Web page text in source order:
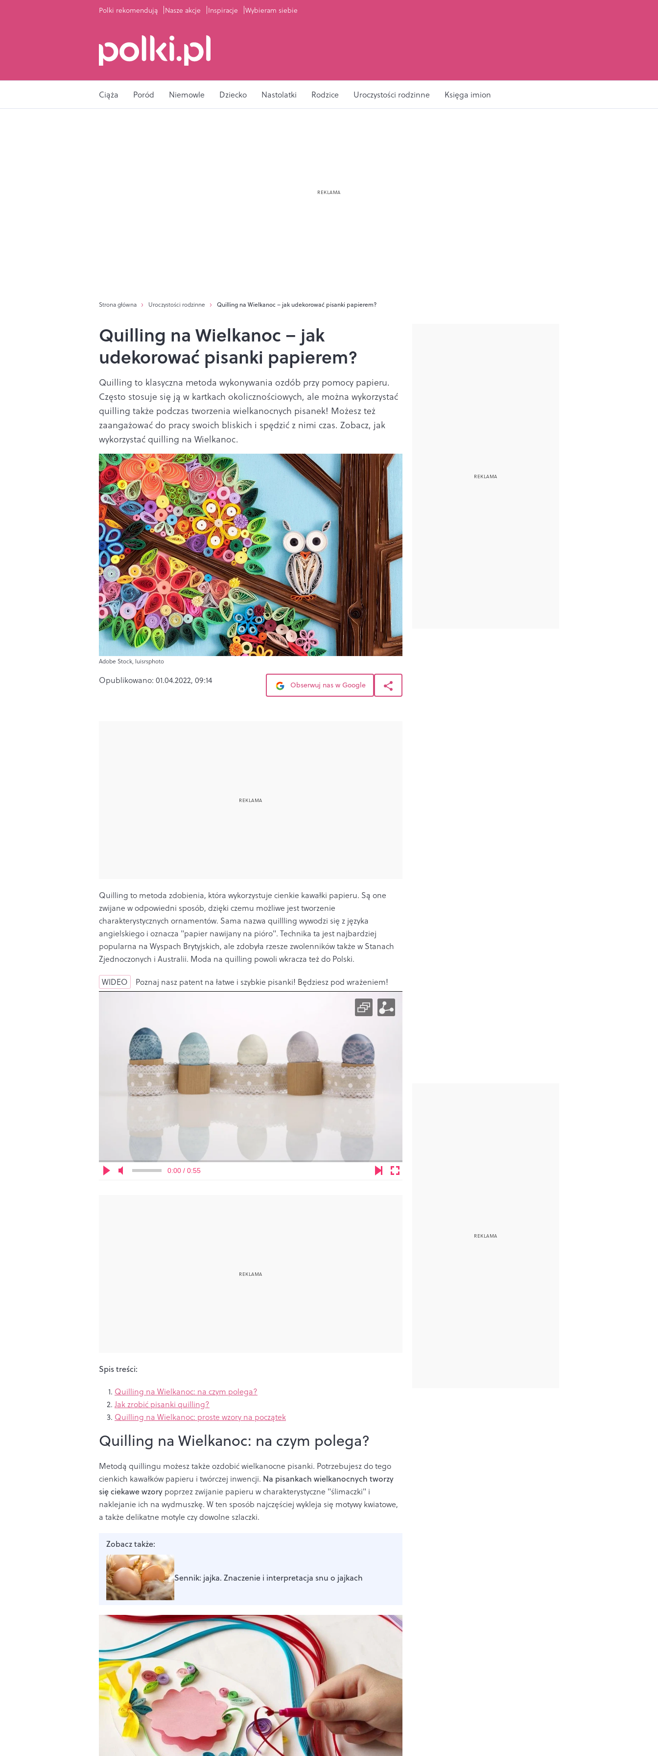
Polki rekomendują Nasze akcje Inspiracje Wybieram siebie
Ciąża Poród Niemowle Dziecko Nastolatki Rodzice Uroczystości rodzinne Księga imion
Strona główna Uroczystości rodzinne Quilling na Wielkanoc – jak udekorować pisanki papierem?
Quilling na Wielkanoc – jak
udekorować pisanki papierem?
Quilling to klasyczna metoda wykonywania ozdób przy pomocy papieru.
Często stosuje się ją w kartkach okolicznościowych, ale można wykorzystać
quilling także podczas tworzenia wielkanocnych pisanek! Możesz też
zaangażować do pracy swoich bliskich i spędzić z nimi czas. Zobacz, jak
wykorzystać quilling na Wielkanoc.
Adobe Stock, luisrsphoto
Opublikowano: 01.04.2022, 09:14 Obserwuj nas w Google
Quilling to metoda zdobienia, która wykorzystuje cienkie kawałki papieru. Są one
zwijane w odpowiedni sposób, dzięki czemu możliwe jest tworzenie
charakterystycznych ornamentów. Sama nazwa quillling wywodzi się z języka
angielskiego i oznacza "papier nawijany na pióro". Technika ta jest najbardziej
popularna na Wyspach Brytyjskich, ale zdobyła rzesze zwolenników także w Stanach
Zjednoczonych i Australii. Moda na quilling powoli wkracza też do Polski.
WIDEO Poznaj nasz patent na łatwe i szybkie pisanki! Będziesz pod wrażeniem!
0:00 / 0:55
Spis treści:
Quilling na Wielkanoc: na czym polega?
Jak zrobić pisanki quilling?
Quilling na Wielkanoc: proste wzory na początek
Quilling na Wielkanoc: na czym polega?
Metodą quillingu możesz także ozdobić wielkanocne pisanki. Potrzebujesz do tego
cienkich kawałków papieru i twórczej inwencji. Na pisankach wielkanocnych tworzy
się ciekawe wzory poprzez zwijanie papieru w charakterystyczne "ślimaczki" i
naklejanie ich na wydmuszkę. W ten sposób najczęściej wykleja się motywy kwiatowe,
a także delikatne motyle czy dowolne szlaczki.
Zobacz także:
Sennik: jajka. Znaczenie i interpretacja snu o jajkach